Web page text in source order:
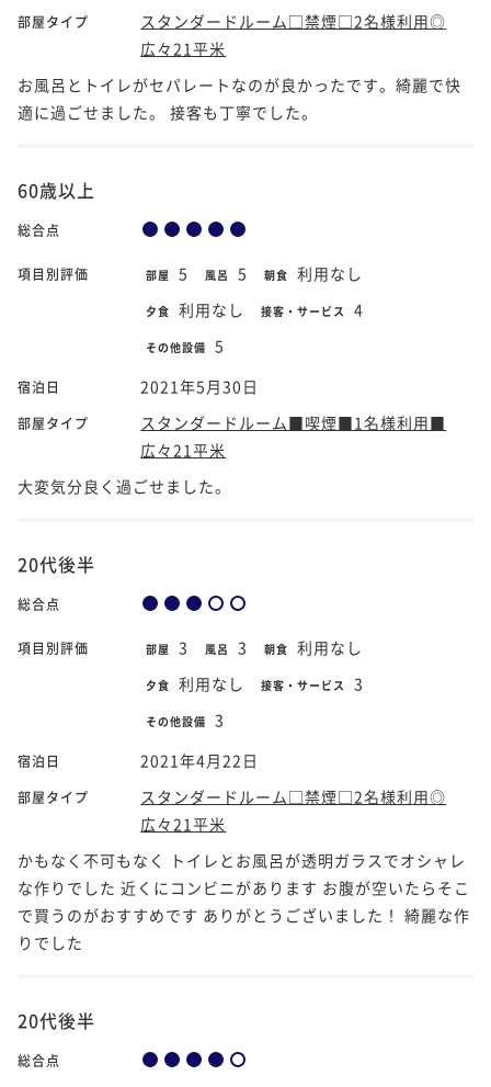
部屋タイプ
スタンダードルーム□禁煙□2名様利用◎
広々21平米
お風呂とトイレがセパレートなのが良かったです。綺麗で快
適に過ごせました。 接客も丁寧でした。
60歳以上
総合点
項目別評価 部屋 5 風呂 5 朝食 利用なし
夕食 利用なし 接客・サービス 4
その他設備 5
宿泊日 2021年5月30日
部屋タイプ
スタンダードルーム■喫煙■1名様利用■
広々21平米
大変気分良く過ごせました。
20代後半
総合点
項目別評価 部屋 3 風呂 3 朝食 利用なし
夕食 利用なし 接客・サービス 3
その他設備 3
宿泊日 2021年4月22日
部屋タイプ
スタンダードルーム□禁煙□2名様利用◎
広々21平米
かもなく不可もなく トイレとお風呂が透明ガラスでオシャレ
な作りでした 近くにコンビニがあります お腹が空いたらそこ
で買うのがおすすめです ありがとうございました！ 綺麗な作
りでした
20代後半
総合点